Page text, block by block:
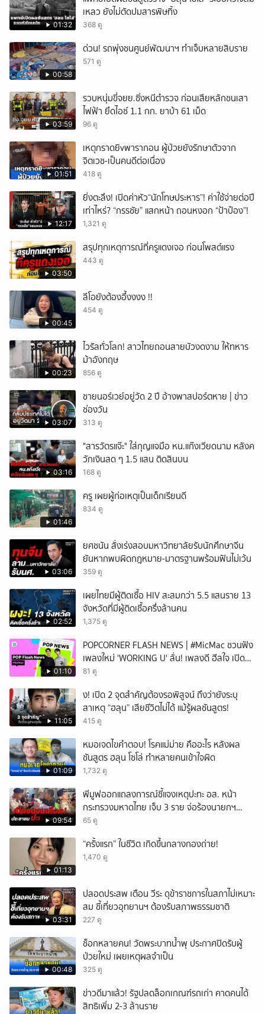
01:32
เหลว ยังไม่ตัดปมสารพิษทิ้ง
368 ดู
00:58
ด่วน! รถพุ่งชนศูนย์พัฒนาฯ ทำเจ็บหลายสิบราย
571 ดู
03:59
รวบหนุ่มขี่จยย.ซิ่งหนีตำรวจ ก่อนเสียหลักชนเสา
ไฟฟ้า ยึดไอซ์ 1.1 กก. ยาบ้า 61 เม็ด
96 ดู
01:51
เหตุกราดยิvพารากอน ผู้ป่วยยังรักษาตัวจาก
จิตเวช-เป็นคนดีต่อเนื่อง
418 ดู
12:17
ยิ่งตะลึง! เปิดค่าหัว“นักโทษประหาร”! ค่าใช้จ่ายต่อปี
เท่าไหร่? “กรรชัย” แสกหน้า ถอนหงอก “ป้าป๋อง”!
1,321 ดู
03:50
สรุปทุกเหตุการณ์ที่ครูแดงเจอ ก่อนโพสต์แรง
443 ดู
00:45
ลีโอยังต้องอึ้งงงง !!
454 ดู
00:23
ไวรัลทั่วโลก! สาวไทยถอนสายบัวงดงาม ให้ทหาร
ม้าอังกฤษ
856 ดู
03:07
ชายนอร์เวย์อยู่วัด 2 ปี อ้างพาสปอร์ตหาย | ข่าว
ช่องวัน
313 ดู
03:16
"สารวัตรแจ๊ะ" ใส่กุญแจมือ หน.แก๊งเวียดนาม หลังค
วักเงินสด ๆ 1.5 แสน ติดสินบน
168 ดู
01:46
ครู เผยผู้ก่อเหตุเป็นเด็กเรียนดี
834 ดู
03:06
ยศชนัน สั่งเร่งสอบมหาวิทยาลัยรับนักศึกษาจีน
ยันหากพบผิดกฎหมาย-มาตรฐานพร้อมฟันไม่เว้น
359 ดู
02:52
เผยไทยมีผู้ติดเชื้อ HIV สะสมกว่า 5.5 แสนราย 13
จังหวัดที่มีผู้ติดเชื้อครึ่งล้านคน
1,375 ดู
01:10
POPCORNER FLASH NEWS | #MicMac ชวนฟัง
เพลงใหม่ 'WORKING U' ลั่น! เพลงดี ฮีลใจ เปิด
ฟังได้ทุกสถานการณ์
81 ดู
11:05
ึ้ง! เปิด 2 จุดสำคัญต้องรอพิสูจน์ ถึงว่ายังระบุ
สาเหตุ “ฮลุน” เสียชีวิตไม่ได้ แม้รู้ผลชันสูตร!
415 ดู
01:09
หมอเจดไขคำตอบ! โรคแม่ม่าย คืออะไร หลังผล
ชันสูตร ฮลุน โซโล่ ทำหลายคนเข้าใจผิด
1,732 ดู
09:54
พีมูฟออกแถลงการณ์ชี้แจงเหตุปะทะ อส. หน้า
กระทรวงมหาดไทย เจ็บ 3 ราย จ่อร้องนายกฯ
ตรวจสอบ
65 ดู
01:13
“ครั้งแรก” ในชีวิต เกิดขึ้นกลางกองถ่าย!
1,470 ดู
03:31
ปลอดประสพ เตือน วีระ ดุข้าราชการในสภาไม่เหมาะ
สม ชี้เที่ยวอุทยานฯ ต้องรับสภาพธรรมชาติ
227 ดู
00:48
ช็อกหลายคน! วัดพระบาทน้ำพุ ประกาศปิดรับผู้
ป่วยใหม่ เผยเหตุผลจำเป็น
325 ดู
ข่าวดีมาแล้ว! รัฐปลดล็อกเกณฑ์รถเก่า คาดคนได้
สิทธิเพิ่ม 2-3 ล้านราย